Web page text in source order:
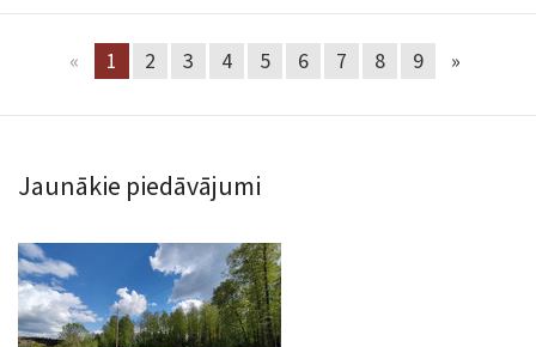
« 1 2 3 4 5 6 7 8 9 »
Jaunākie piedāvājumi